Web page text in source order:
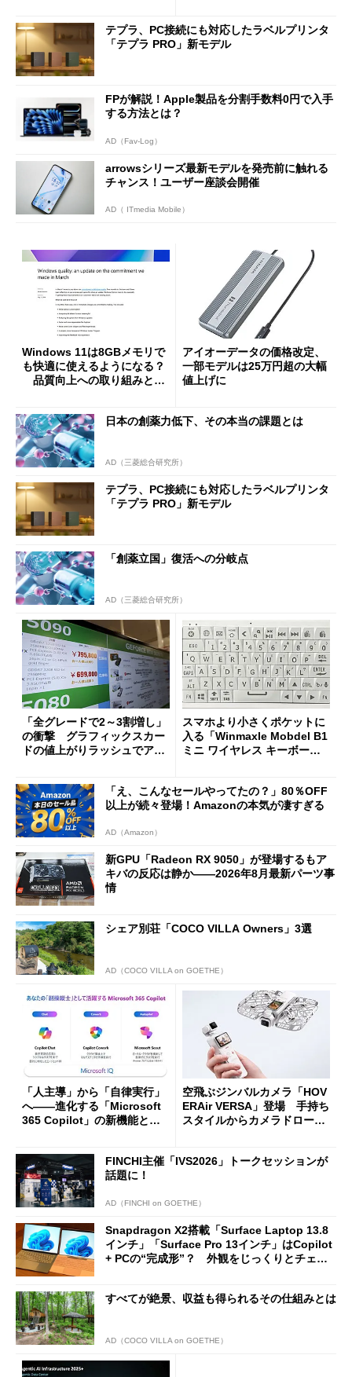
テプラ、PC接続にも対応したラベルプリンタ
「テプラ PRO」新モデル
FPが解説！Apple製品を分割手数料0円で入手
する方法とは？
AD（Fav-Log）
arrowsシリーズ最新モデルを発売前に触れる
チャンス！ユーザー座談会開催
AD（ ITmedia Mobile）
Windows 11は8GBメモリで
も快適に使えるようになる？
品質向上への取り組みと
アイオーデータの価格改定、
一部モデルは25万円超の大幅
値上げに
日本の創薬力低下、その本当の課題とは
AD（三菱総合研究所）
テプラ、PC接続にも対応したラベルプリンタ
「テプラ PRO」新モデル
「創薬立国」復活への分岐点
AD（三菱総合研究所）
「全グレードで2～3割増し」
の衝撃 グラフィックスカー
ドの値上がりラッシュでアキ
スマホより小さくポケットに
入る「Winmaxle Mobdel B1
ミニ ワイヤレス キーボー
「え、こんなセールやってたの？」80％OFF
以上が続々登場！Amazonの本気が凄すぎる
AD（Amazon）
新GPU「Radeon RX 9050」が登場するもア
キバの反応は静か――2026年8月最新パーツ事
情
シェア別荘「COCO VILLA Owners」3選
AD（COCO VILLA on GOETHE）
「人主導」から「自律実行」
へ――進化する「Microsoft
365 Copilot」の新機能とエ
空飛ぶジンバルカメラ「HOV
ERAir VERSA」登場 手持ち
スタイルからカメラドローン
FINCHI主催「IVS2026」トークセッションが
話題に！
AD（FINCHI on GOETHE）
Snapdragon X2搭載「Surface Laptop 13.8
インチ」「Surface Pro 13インチ」はCopilot
+ PCの“完成形”？ 外観をじっくりとチェッ
すべてが絶景、収益も得られるその仕組みとは
AD（COCO VILLA on GOETHE）